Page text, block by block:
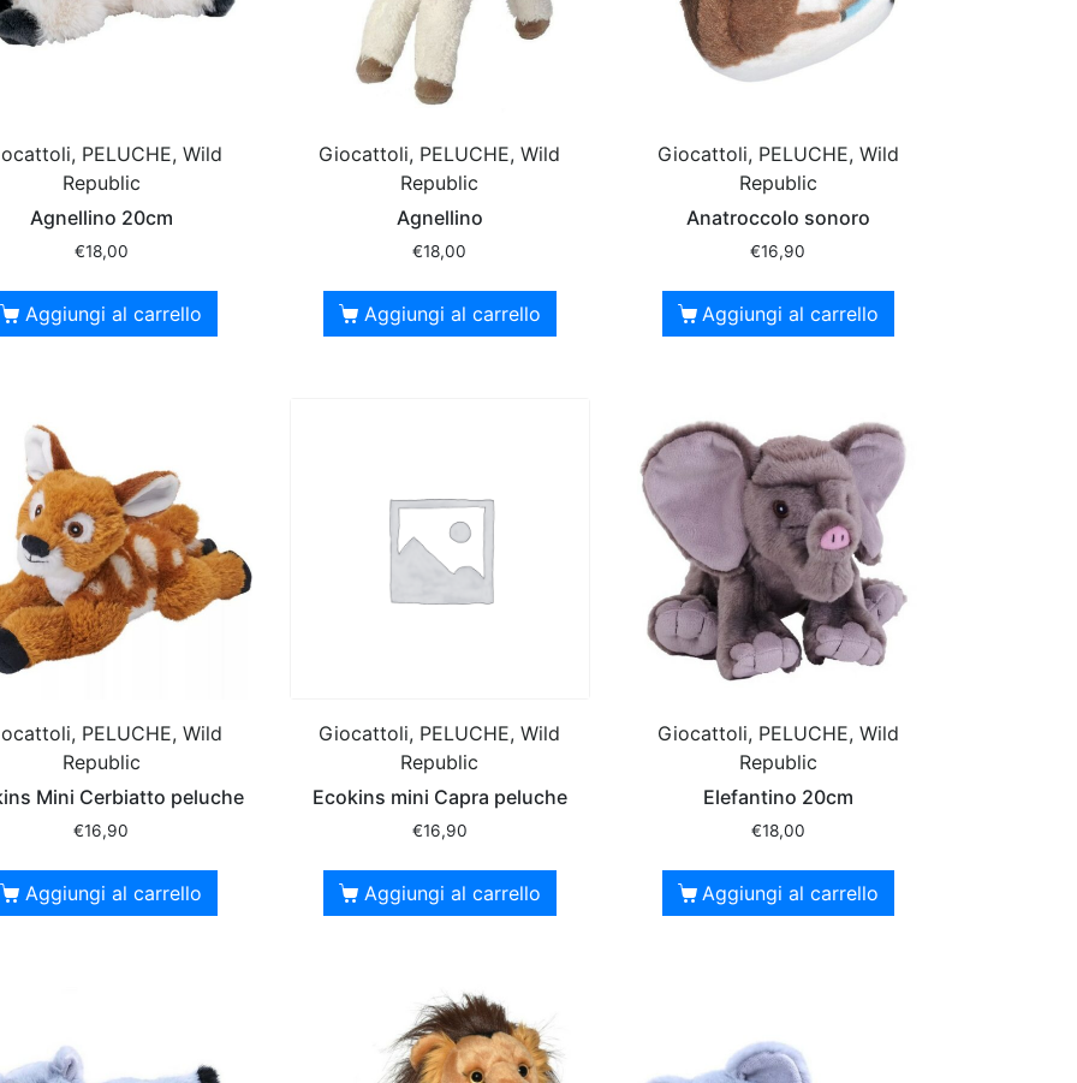
PELUCHE, Wild
Republic
Agnellino 20cm
€18,00
Aggiungi al carrello
Giocattoli, PELUCHE, Wild
Republic
Agnellino
€18,00
Aggiungi al carrello
Giocattoli, PELUCHE, Wild
Republic
Anatroccolo sonoro
€16,90
Aggiungi al carrello
PELUCHE, Wild
Republic
Mini Cerbiatto peluche
€16,90
Aggiungi al carrello
Giocattoli, PELUCHE, Wild
Republic
Ecokins mini Capra peluche
€16,90
Aggiungi al carrello
Giocattoli, PELUCHE, Wild
Republic
Elefantino 20cm
€18,00
Aggiungi al carrello